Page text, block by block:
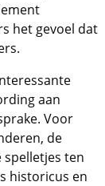
het gevoel dat
aan
Voor
de
ten
historicus en